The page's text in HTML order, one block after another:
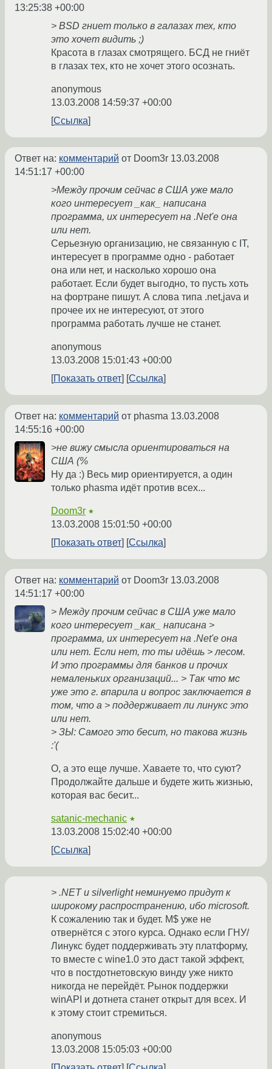
13:25:38 +00:00
> BSD гниет только в галазах тех, кто
это хочет видить ;)
Красота в глазах смотрящего. БСД не гниёт
в глазах тех, кто не хочет этого осознать.
anonymous
13.03.2008 14:59:37 +00:00
Ссылка
Ответ на: комментарий от Doom3r 13.03.2008
14:51:17 +00:00
>Между прочим сейчас в США уже мало
кого интересует _как_ написана
программа, их интересует на .Net'е она
или нет.
Серьезную организацию, не связанную с IT,
интересует в программе одно - работает
она или нет, и насколько хорошо она
работает. Если будет выгодно, то пусть хоть
на фортране пишут. А слова типа .net,java и
прочее их не интересуют, от этого
программа работать лучше не станет.
anonymous
13.03.2008 15:01:43 +00:00
Показать ответ
Ссылка
Ответ на: комментарий от phasma 13.03.2008
14:55:16 +00:00
>не вижу смысла ориентироваться на
США (%
Ну да :) Весь мир ориентируется, а один
только phasma идёт против всех...
Doom3r ★
13.03.2008 15:01:50 +00:00
Показать ответ
Ссылка
Ответ на: комментарий от Doom3r 13.03.2008
14:51:17 +00:00
> Между прочим сейчас в США уже мало
кого интересует _как_ написана >
программа, их интересует на .Net'е она
или нет. Если нет, то ты идёшь > лесом.
И это программы для банков и прочих
немаленьких организаций... > Так что мс
уже это г. впарила и вопрос заключается в
том, что а > поддерживает ли линукс это
или нет.
> ЗЫ: Самого это бесит, но такова жизнь
:'(
О, а это еще лучше. Хаваете то, что суют?
Продолжайте дальше и будете жить жизнью,
которая вас бесит...
satanic-mechanic ★
13.03.2008 15:02:40 +00:00
Ссылка
> .NET и silverlight неминуемо придут к
широкому распространению, ибо microsoft.
К сожалению так и будет. M$ уже не
отвернётся с этого курса. Однако если ГНУ/
Линукс будет поддерживать эту платформу,
то вместе с wine1.0 это даст такой эффект,
что в постдотнетовскую винду уже никто
никогда не перейдёт. Рынок поддержки
winAPI и дотнета станет открыт для всех. И
к этому стоит стремиться.
anonymous
13.03.2008 15:05:03 +00:00